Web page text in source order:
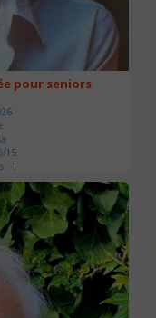
pour seniors
: 1